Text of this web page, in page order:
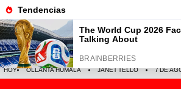
HOY OLLANTA HUMALA JANET TELLO 7 DE